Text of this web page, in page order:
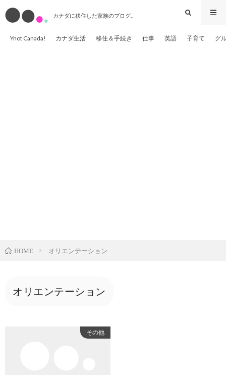
カナダに移住した家族のブログ。
Ynot Canada! カナダ生活 移住＆手続き 仕事 英語 子育て グ
HOME オリエンテーション
オリエンテーション
その他